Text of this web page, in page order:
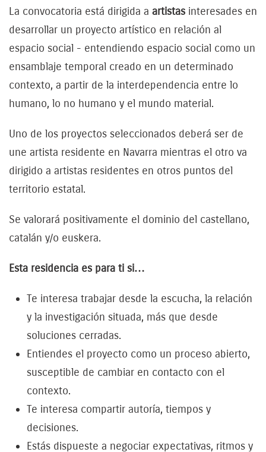
La convocatoria está dirigida a artistas interesades en
desarrollar un proyecto artístico en relación al
espacio social - entendiendo espacio social como un
ensamblaje temporal creado en un determinado
contexto, a partir de la interdependencia entre lo
humano, lo no humano y el mundo material.
Uno de los proyectos seleccionados deberá ser de
une artista residente en Navarra mientras el otro va
dirigido a artistas residentes en otros puntos del
territorio estatal.
Se valorará positivamente el dominio del castellano,
catalán y/o euskera.
Esta residencia es para ti si…
Te interesa trabajar desde la escucha, la relación
y la investigación situada, más que desde
soluciones cerradas.
Entiendes el proyecto como un proceso abierto,
susceptible de cambiar en contacto con el
contexto.
Te interesa compartir autoría, tiempos y
decisiones.
Estás dispueste a negociar expectativas, ritmos y